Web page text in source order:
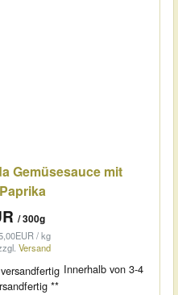
Gemüsesauce mit
/ 300g
/ kg
Versand
Innerhalb von 3-4
**